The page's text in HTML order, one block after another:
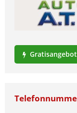
Ist